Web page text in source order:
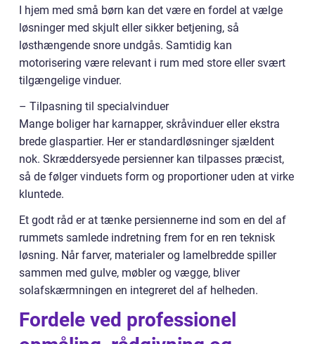
I hjem med små børn kan det være en fordel at vælge
løsninger med skjult eller sikker betjening, så
løsthængende snore undgås. Samtidig kan
motorisering være relevant i rum med store eller svært
tilgængelige vinduer.
– Tilpasning til specialvinduer
Mange boliger har karnapper, skråvinduer eller ekstra
brede glaspartier. Her er standardløsninger sjældent
nok. Skræddersyede persienner kan tilpasses præcist,
så de følger vinduets form og proportioner uden at virke
kluntede.
Et godt råd er at tænke persiennerne ind som en del af
rummets samlede indretning frem for en ren teknisk
løsning. Når farver, materialer og lamelbredde spiller
sammen med gulve, møbler og vægge, bliver
solafskærmningen en integreret del af helheden.
Fordele ved professionel